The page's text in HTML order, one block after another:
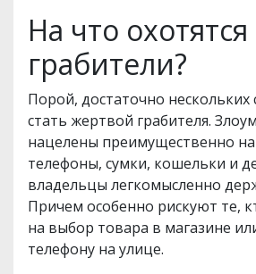
На что охотятся
грабители?
Порой, достаточно нескольких
стать жертвой грабителя.
нацелены преимущественно
телефоны, сумки, кошельки и
владельцы легкомысленно
Причем особенно рискуют те,
на выбор товара в магазине
телефону на улице.